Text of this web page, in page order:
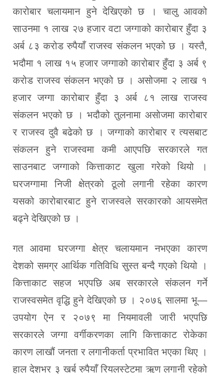
कारोबार चलायमान हुने देखिएको छ । चालु आवको
साउनमा १ लाख २७ हजार वटा जग्गाको कारोबार हुँदा ३
अर्ब ८३ करोड रुपैयाँ राजस्व संकलन भएको छ । यस्तै,
भदौमा १ लाख १५ हजार जग्गाको कारोबार हुँदा ३ अर्ब ९
करोड राजस्व संकलन भएको छ । असोजमा २ लाख १
हजार जग्गा कारोबार हुँदा ३ अर्ब ८१ लाख राजस्व
संकलन भएको छ । भदौको तुलनामा असोजमा कारोबार
र राजस्व दुवै बढेको छ । जग्गाको कारोबार र त्यसबाट
संकलन हुने राजस्वमा कमी आएपछि सरकारले गत
साउनबाट जग्गाको कित्ताकाट खुला गरेको थियो ।
घरजग्गामा निजी क्षेत्रको ठूलो लगानी रहेका कारण
यसको कारोबारबाट हुने राजस्वले सरकारको आयसमेत
बढ्ने देखिएको छ ।
गत आवमा घरजग्गा क्षेत्र चलायमान नभएका कारण
देशको समग्र आर्थिक गतिविधि सुस्त बन्दै गएको थियो ।
कित्ताकाट सहज भएपछि अब सरकारले संकलन गर्ने
राजस्वसमेत वृद्धि हुने देखिएको छ । २०७६ सालमा भू—
उपयोग ऐन र २०७९ मा नियमावली जारी भएपछि
सरकारले जग्गा वर्गीकरणका लागि कित्ताकाट रोकेका
कारण लाखौं जनता र लगानीकर्ता प्रभावित भएका थिए ।
हाल देशभर ३ खर्ब रुपैयाँ रियलस्टेटमा ऋण लगानी रहेको